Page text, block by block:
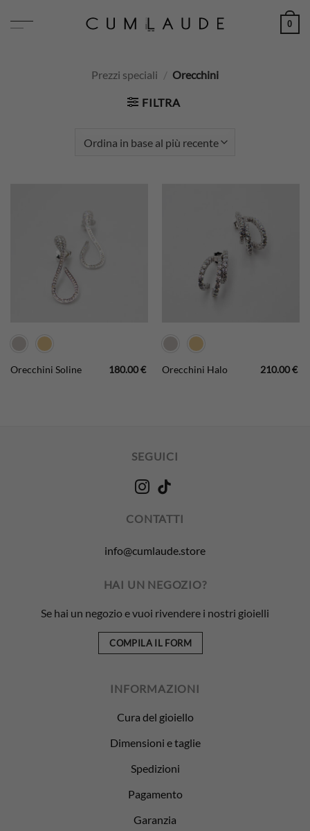
0
Prezzi speciali / Orecchini
FILTRA
Orecchini Soline 180.00€ Orecchini Halo 210.00€
SEGUICI
CONTATTI
info@cumlaude.store
HAI UN NEGOZIO?
Se hai un negozio e vuoi rivendere i nostri gioielli
COMPILA IL FORM
INFORMAZIONI
Cura del gioiello
Dimensioni e taglie
Spedizioni
Pagamento
Garanzia